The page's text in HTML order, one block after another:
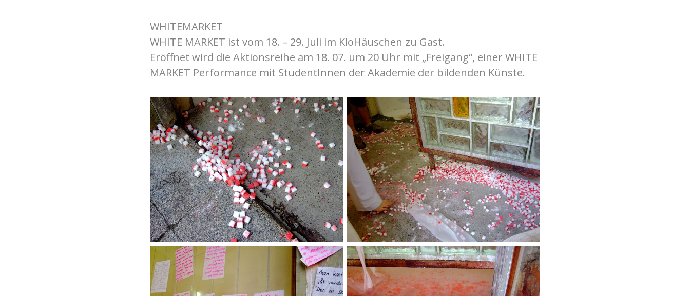
WHITEMARKET
WHITE MARKET ist vom 18. – 29. Juli im KloHäuschen zu Gast.
Eröffnet wird die Aktionsreihe am 18. 07. um 20 Uhr mit „Freigang“, einer WHITE
MARKET Performance mit StudentInnen der Akademie der bildenden Künste.
Freigang Freigang